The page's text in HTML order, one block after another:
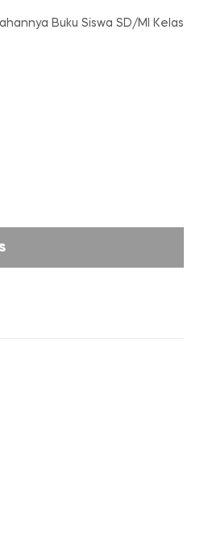
Buku Siswa SD/MI Kelas